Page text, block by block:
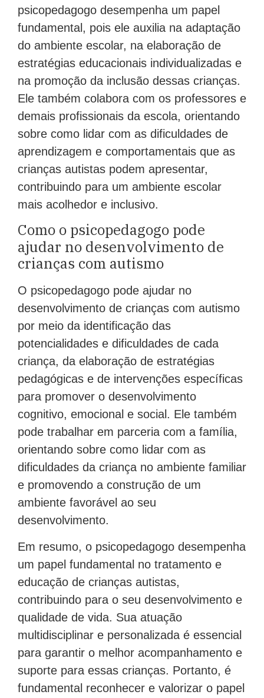
psicopedagogo desempenha um papel
fundamental, pois ele auxilia na adaptação
do ambiente escolar, na elaboração de
estratégias educacionais individualizadas e
na promoção da inclusão dessas crianças.
Ele também colabora com os professores e
demais profissionais da escola, orientando
sobre como lidar com as dificuldades de
aprendizagem e comportamentais que as
crianças autistas podem apresentar,
contribuindo para um ambiente escolar
mais acolhedor e inclusivo.
Como o psicopedagogo pode
ajudar no desenvolvimento de
crianças com autismo
O psicopedagogo pode ajudar no
desenvolvimento de crianças com autismo
por meio da identificação das
potencialidades e dificuldades de cada
criança, da elaboração de estratégias
pedagógicas e de intervenções específicas
para promover o desenvolvimento
cognitivo, emocional e social. Ele também
pode trabalhar em parceria com a família,
orientando sobre como lidar com as
dificuldades da criança no ambiente familiar
e promovendo a construção de um
ambiente favorável ao seu
desenvolvimento.
Em resumo, o psicopedagogo desempenha
um papel fundamental no tratamento e
educação de crianças autistas,
contribuindo para o seu desenvolvimento e
qualidade de vida. Sua atuação
multidisciplinar e personalizada é essencial
para garantir o melhor acompanhamento e
suporte para essas crianças. Portanto, é
fundamental reconhecer e valorizar o papel